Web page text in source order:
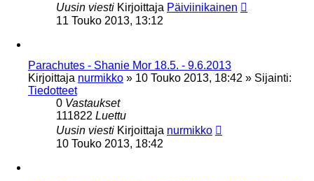
Uusin viesti Kirjoittaja Päiviinikainen
11 Touko 2013, 13:12
Parachutes - Shanie Mor 18.5. - 9.6.2013
Kirjoittaja nurmikko » 10 Touko 2013, 18:42 » Sijainti:
Tiedotteet
0 Vastaukset
111822 Luettu
Uusin viesti Kirjoittaja nurmikko
10 Touko 2013, 18:42